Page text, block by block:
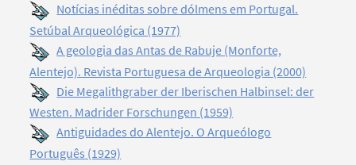
Notícias inéditas sobre dólmens em Portugal.
Setúbal Arqueológica (1977)
A geologia das Antas de Rabuje (Monforte,
Alentejo). Revista Portuguesa de Arqueologia (2000)
Die Megalithgraber der Iberischen Halbinsel: der
Westen. Madrider Forschungen (1959)
Antiguidades do Alentejo. O Arqueólogo
Português (1929)